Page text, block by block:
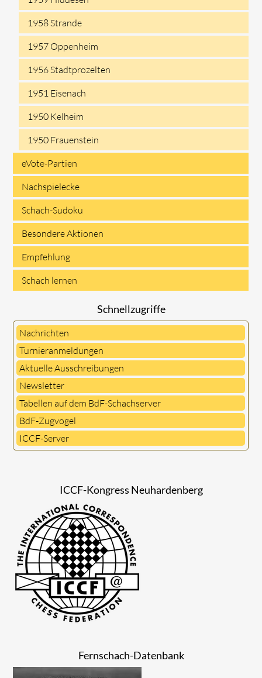
1958 Strande
1957 Oppenheim
1956 Stadtprozelten
1951 Eisenach
1950 Kelheim
1950 Frauenstein
eVote-Partien
Nachspielecke
Schach-Sudoku
Besondere Aktionen
Empfehlung
Schach lernen
Schnellzugriffe
Nachrichten
Turnieranmeldungen
Aktuelle Ausschreibungen
Newsletter
Tabellen auf dem BdF-Schachserver
BdF-Zugvogel
ICCF-Server
ICCF-Kongress Neuhardenberg
Fernschach-Datenbank